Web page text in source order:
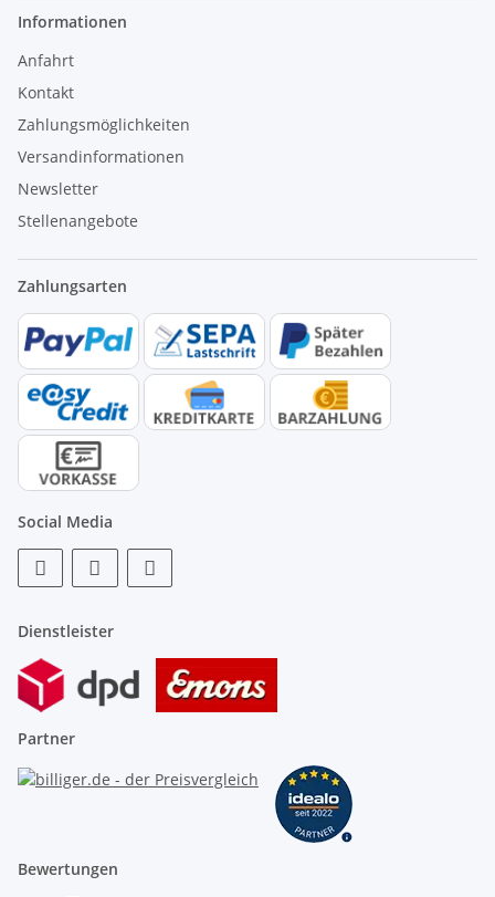
Informationen
Anfahrt
Kontakt
Zahlungsmöglichkeiten
Versandinformationen
Newsletter
Stellenangebote
Zahlungsarten
Social Media
Dienstleister
Partner
Bewertungen